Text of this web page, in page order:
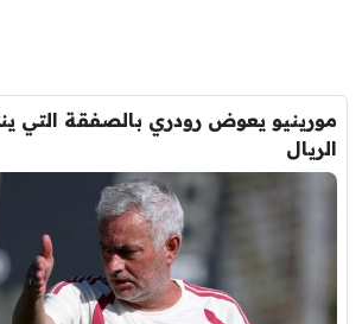
مورينيو يعوض رودري بالصفقة التي
الريال